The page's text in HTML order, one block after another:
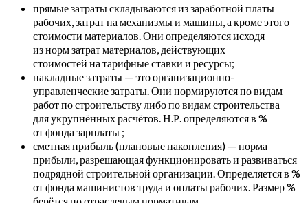
прямые затраты складываются из заработной платы
рабочих, затрат на механизмы и машины, а кроме этого
стоимости материалов. Они определяются исходя
из норм затрат материалов, действующих
стоимостей на тарифные ставки и ресурсы;
накладные затраты — это организационно-
управленческие затраты. Они нормируются по видам
работ по строительству либо по видам строительства
для укрупнённых расчётов. Н.Р. определяются в %
от фонда зарплаты ;
сметная прибыль (плановые накопления) — норма
прибыли, разрешающая функционировать и развиваться
подрядной строительной организации. Определяется в %
от фонда машинистов труда и оплаты рабочих. Размер %